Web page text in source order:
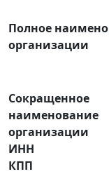
Полное
организации
Сокращенное
наименование
организации
ИНН
КПП